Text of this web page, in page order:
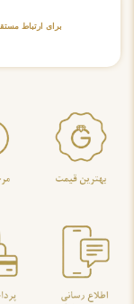
برای ارتباط